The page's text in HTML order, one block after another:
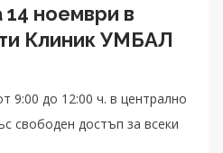
14 ноември в
Клиник УМБАЛ
9:00 до 12:00 ч. в централно
свободен достъп за всеки